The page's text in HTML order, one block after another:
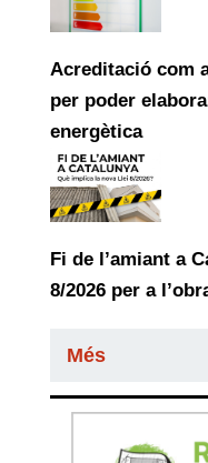
Acreditació com
per poder
energètica
Fi de l’amiant a
8/2026 per a
Més